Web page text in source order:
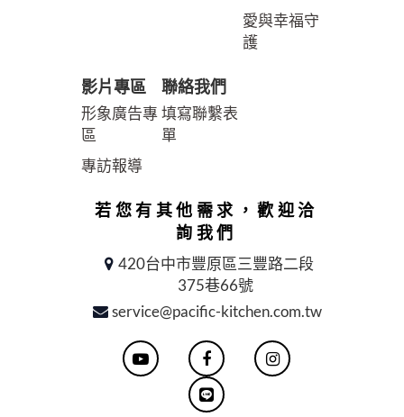
愛與幸福守
護
影片專區
形象廣告專
區
專訪報導
聯絡我們
填寫聯繫表
單
若您有其他需求，歡迎洽
詢我們
420台中市豐原區三豐路二段
375巷66號
service@pacific-kitchen.com.tw